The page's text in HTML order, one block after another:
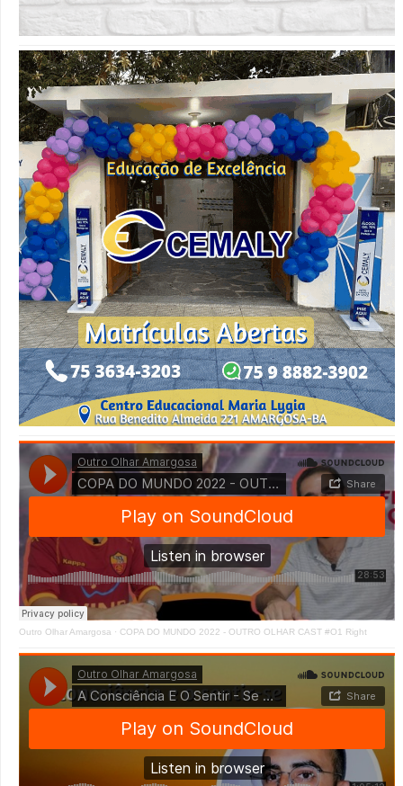
Outro Olhar Amargosa · COPA DO MUNDO 2022 - OUTRO OLHAR CAST #O1 Right